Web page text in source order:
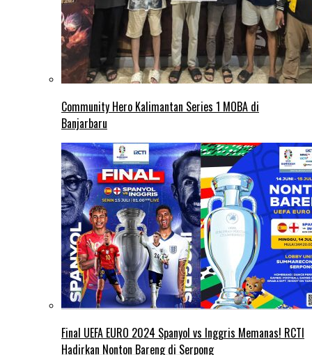
Community Hero Kalimantan Series 1 MOBA di
Banjarbaru
Final UEFA EURO 2024 Spanyol vs Inggris Memanas! RCTI
Hadirkan Nonton Bareng di Serpong